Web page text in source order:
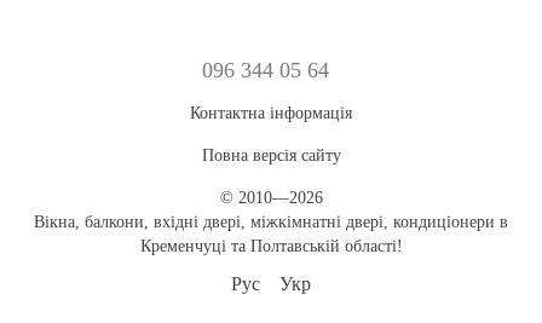
096 344 05 64
Контактна інформація
Повна версія сайту
© 2010—2026
Вікна, балкони, вхідні двері, міжкімнатні двері, кондиціонери в
Кременчуці та Полтавській області!
Рус Укр